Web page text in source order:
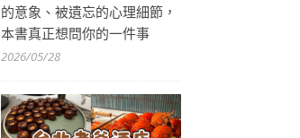
的意象、被遺忘的心理細節，
本書真正想問你的一件事
2026/05/28